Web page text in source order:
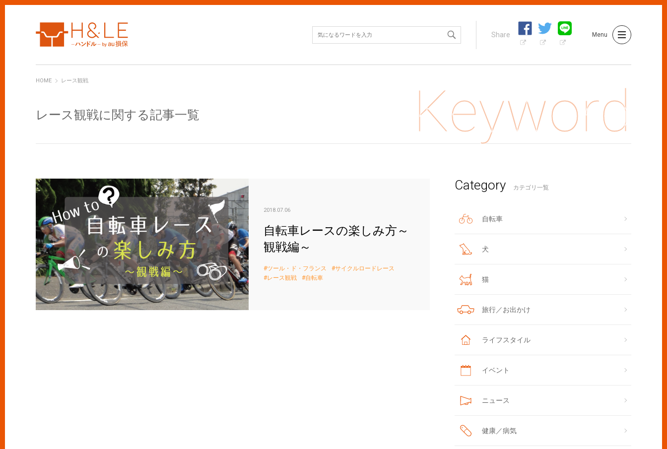
Share Menu
HOMEH&LEレース観戦
レース観戦に関する記事一覧
自転車レースの楽しみ方～観戦編～
2018.07.06
自転車レースの楽しみ方～
観戦編～
ツール・ド・フランス
サイクルロードレース
レース観戦
自転車
Category カテゴリ一覧
自転車
犬
猫
旅行／お出かけ
ライフスタイル
イベント
ニュース
健康／病気